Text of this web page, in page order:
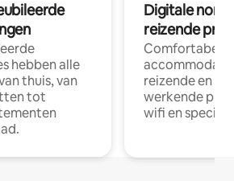
hebben alle
thuis, van
tot
Digitale
reizende
Comfortabele
reizende en
werkende
wifi en